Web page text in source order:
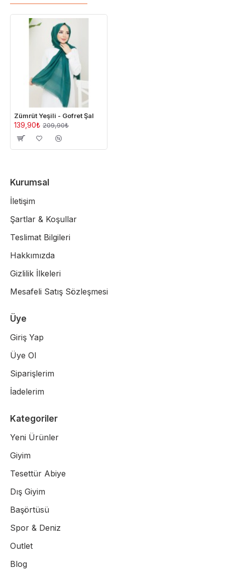
Zümrüt Yeşili - Gofret Şal
139,90₺ 209,90₺
Kurumsal
İletişim
Şartlar & Koşullar
Teslimat Bilgileri
Hakkımızda
Gizlilik İlkeleri
Mesafeli Satış Sözleşmesi
Üye
Giriş Yap
Üye Ol
Siparişlerim
İadelerim
Kategoriler
Yeni Ürünler
Giyim
Tesettür Abiye
Dış Giyim
Başörtüsü
Spor & Deniz
Outlet
Blog